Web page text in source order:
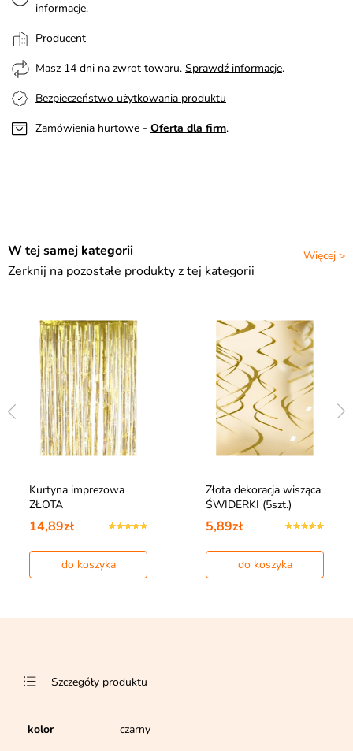
informacje.
Producent
Masz 14 dni na zwrot towaru. Sprawdź informacje.
Bezpieczeństwo użytkowania produktu
Zamówienia hurtowe - Oferta dla firm.
Więcej >
W tej samej kategorii
Zerknij na pozostałe produkty z tej kategorii
Kurtyna imprezowa
ZŁOTA
14,89zł
do koszyka
Złota dekoracja wisząca
ŚWIDERKI (5szt.)
5,89zł
do koszyka
Szczegóły produktu
kolor
czarny